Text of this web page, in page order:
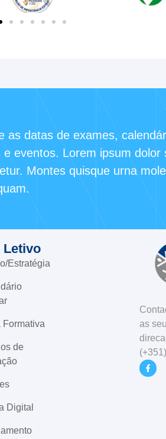
as datas de exames,
e eventos. Lorem ipsum dolor
Montes quisque urna
Letivo
Estratégia
Formativa
de
Digital
as